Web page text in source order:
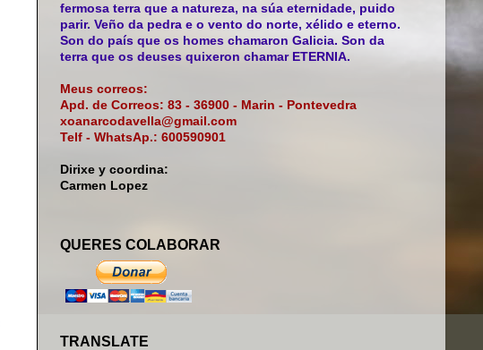
fermosa terra que a natureza, na súa eternidade, puido
parir. Veño da pedra e o vento do norte, xélido e eterno.
Son do país que os homes chamaron Galicia. Son da
terra que os deuses quixeron chamar ETERNIA.
Meus correos:
Apd. de Correos: 83 - 36900 - Marin - Pontevedra
xoanarcodavella@gmail.com
Telf - WhatsAp.: 600590901
Dirixe y coordina:
Carmen Lopez
QUERES COLABORAR
TRANSLATE